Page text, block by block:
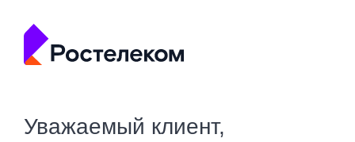
Уважаемый клиент,